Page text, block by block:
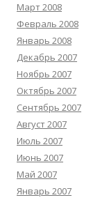
Март 2008
Февраль 2008
Январь 2008
Декабрь 2007
Ноябрь 2007
Октябрь 2007
Сентябрь 2007
Август 2007
Июль 2007
Июнь 2007
Май 2007
Январь 2007